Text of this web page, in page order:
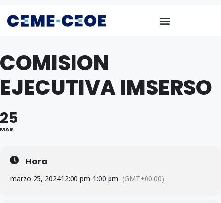
COMISION
EJECUTIVA IMSERSO
25
MAR
Hora
marzo 25, 202412:00 pm-1:00 pm (GMT+00:00)